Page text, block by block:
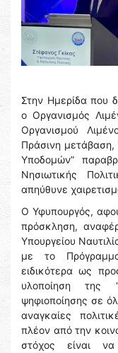
Στην Ημερίδα που
ο Οργανισμός
Οργανισμού
Πράσινη μετάβαση,
Υποδομών”
Νησιωτικής
απηύθυνε
Ο Υφυπουργός,
πρόσκληση,
Υπουργείου
με το
ειδικότερα ως
υλοποίηση της
ψηφιοποίησης σε
αναγκαίες
πλέον από την
στόχος είναι να